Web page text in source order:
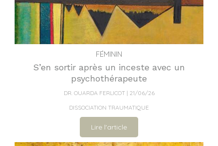
FÉMININ
S’en sortir après un inceste avec un
psychothérapeute
DR. OUARDA FERLICOT
21/06/26
DISSOCIATION TRAUMATIQUE
Lire l'article